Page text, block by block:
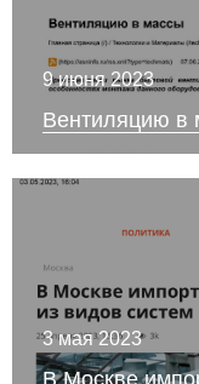
9 июня 2023
Вентиляцию в
3 мая 2023
В Москве